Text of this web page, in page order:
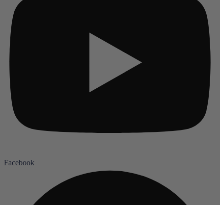
Facebook